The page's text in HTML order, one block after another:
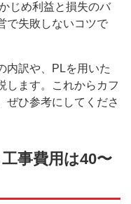
じめ利益と損失のバ
で失敗しないコツで
内訳や、PLを用いた
します。これからカフ
ぜひ参考にしてくださ
事費用は40〜